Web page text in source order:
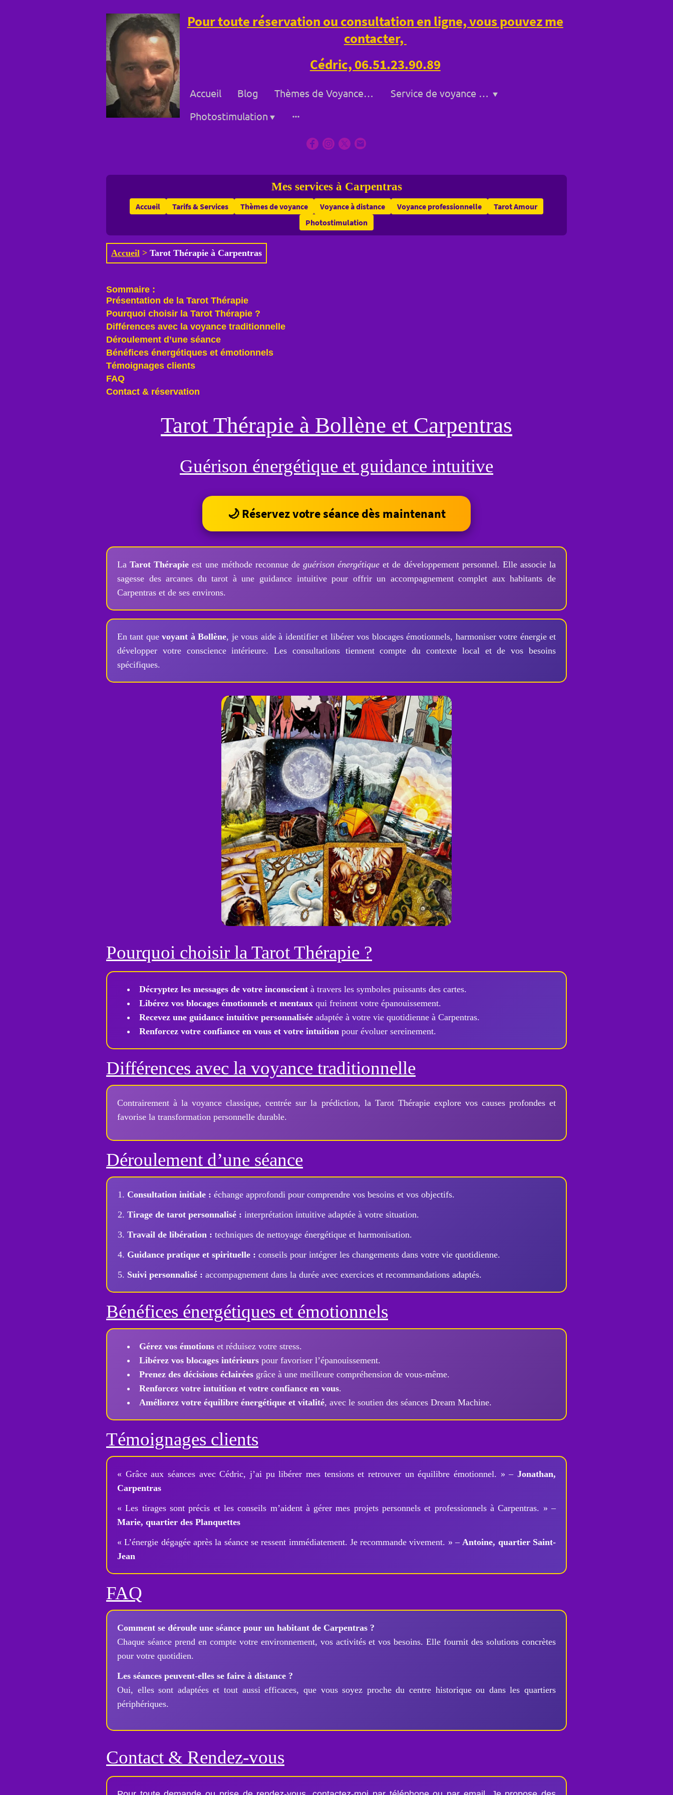
Pour toute réservation ou consultation en ligne, vous pouvez me
contacter,
Cédric, 06.51.23.90.89
Accueil Blog Thèmes de Voyance à Bollène et à Distance
Service de voyance a Bollène
Photostimulation
Mes services à Carpentras
Accueil Tarifs & Services Thèmes de voyance Voyance à distance Voyance professionnelle
Tarot Amour
Photostimulation
Accueil > Tarot Thérapie à Carpentras
Sommaire :
Présentation de la Tarot Thérapie
Pourquoi choisir la Tarot Thérapie ?
Différences avec la voyance traditionnelle
Déroulement d’une séance
Bénéfices énergétiques et émotionnels
Témoignages clients
FAQ
Contact & réservation
Tarot Thérapie à Bollène et Carpentras
Guérison énergétique et guidance intuitive
🌙 Réservez votre séance dès maintenant
LaTarot Thérapie est une méthode reconnue de guérison énergétique et de développement personnel. Elle associe la
sagesse des arcanes du tarot à une guidance intuitive pour offrir un accompagnement complet aux habitants de
Carpentras et de ses environs.
En tant quevoyant à Bollène, je vous aide à identifier et libérer vos blocages émotionnels, harmoniser votre énergie et
développer votre conscience intérieure. Les consultations tiennent compte du contexte local et de vos besoins
spécifiques.
Pourquoi choisir la Tarot Thérapie ?
Décryptez les messages de votre inconscient à travers les symboles puissants des cartes.
Libérez vos blocages émotionnels et mentaux qui freinent votre épanouissement.
Recevez une guidance intuitive personnalisée adaptée à votre vie quotidienne à Carpentras.
Renforcez votre confiance en vous et votre intuition pour évoluer sereinement.
Différences avec la voyance traditionnelle
Contrairement à la voyance classique, centrée sur la prédiction, la Tarot Thérapie explore vos causes profondes et
favorise la transformation personnelle durable.
Déroulement d’une séance
Consultation initiale : échange approfondi pour comprendre vos besoins et vos objectifs.
Tirage de tarot personnalisé : interprétation intuitive adaptée à votre situation.
Travail de libération : techniques de nettoyage énergétique et harmonisation.
Guidance pratique et spirituelle : conseils pour intégrer les changements dans votre vie quotidienne.
Suivi personnalisé : accompagnement dans la durée avec exercices et recommandations adaptés.
Bénéfices énergétiques et émotionnels
Gérez vos émotions et réduisez votre stress.
Libérez vos blocages intérieurs pour favoriser l’épanouissement.
Prenez des décisions éclairées grâce à une meilleure compréhension de vous-même.
Renforcez votre intuition et votre confiance en vous.
Améliorez votre équilibre énergétique et vitalité, avec le soutien des séances Dream Machine.
Témoignages clients
« Grâce aux séances avec Cédric, j’ai pu libérer mes tensions et retrouver un équilibre émotionnel. » – Jonathan,
Carpentras
« Les tirages sont précis et les conseils m’aident à gérer mes projets personnels et professionnels à Carpentras. » –
Marie, quartier des Planquettes
« L’énergie dégagée après la séance se ressent immédiatement. Je recommande vivement. » –Antoine, quartier Saint-
Jean
FAQ
Comment se déroule une séance pour un habitant de Carpentras ?
Chaque séance prend en compte votre environnement, vos activités et vos besoins. Elle fournit des solutions concrètes
pour votre quotidien.
Les séances peuvent-elles se faire à distance ?
Oui, elles sont adaptées et tout aussi efficaces, que vous soyez proche du centre historique ou dans les quartiers
périphériques.
Contact & Rendez-vous